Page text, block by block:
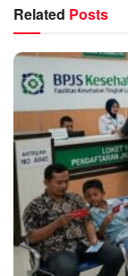
Related Posts